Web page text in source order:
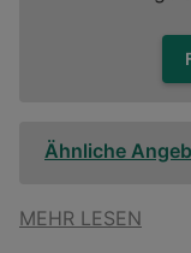
Ähnliche
MEHR LESEN